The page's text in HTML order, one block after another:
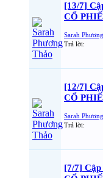
[13/7]
CỔ
Sarah
Trả lời:
[12/7]
CỔ
Sarah
Trả lời:
[7/7]